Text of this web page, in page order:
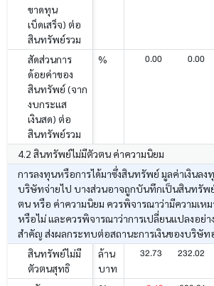
ขาดทุน
เบ็ดเสร็จ) ต่อ
สินทรัพย์รวม
สัดส่วนการ
ด้อยค่าของ
สินทรัพย์ (จาก
งบกระแส
เงินสด) ต่อ
สินทรัพย์รวม
% 0.00 0.00
4.2 สินทรัพย์ไม่มีตัวตน ค่าความนิยม
การลงทุนหรือการได้มาซึ่งสินทรัพย์ มูลค่าเงินลง
บริษัทจ่ายไป บางส่วนอาจถูกบันทึกเป็นสินทรัพ
ตน หรือ ค่าความนิยม ควรพิจารณาว่ามีความเหม
หรือไม่ และควรพิจารณาว่าการเปลี่ยนแปลงอย่า
สำคัญ ส่งผลกระทบต่อสถานะการเงินของบริษัท
สินทรัพย์ไม่มี
ตัวตนสุทธิ
ล้าน
บาท
32.73 232.02